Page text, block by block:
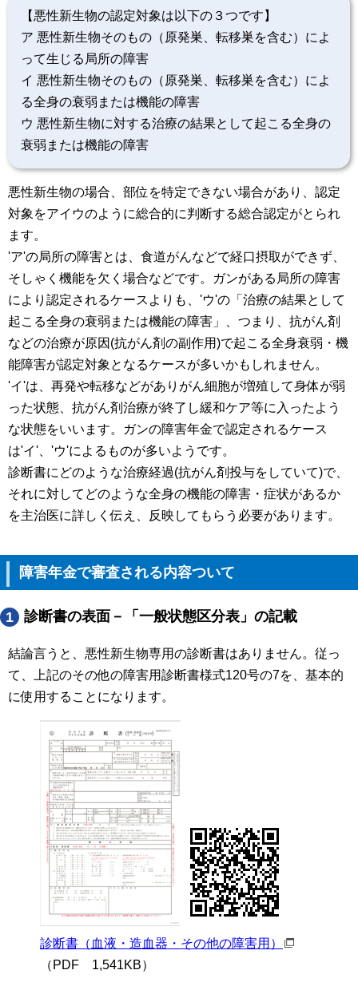
【悪性新生物の認定対象は以下の３つです】
ア 悪性新生物そのもの（原発巣、転移巣を含む）によ
って生じる局所の障害
イ 悪性新生物そのもの（原発巣、転移巣を含む）によ
る全身の衰弱または機能の障害
ウ 悪性新生物に対する治療の結果として起こる全身の
衰弱または機能の障害
悪性新生物の場合、部位を特定できない場合があり、認定
対象をアイウのように総合的に判断する総合認定がとられ
ます。
'ア'の局所の障害とは、食道がんなどで経口摂取ができず、
そしゃく機能を欠く場合などです。ガンがある局所の障害
により認定されるケースよりも、'ウ'の「治療の結果として
起こる全身の衰弱または機能の障害」、つまり、抗がん剤
などの治療が原因(抗がん剤の副作用)で起こる全身衰弱・機
能障害が認定対象となるケースが多いかもしれません。
'イ'は、再発や転移などがありがん細胞が増殖して身体が弱
った状態、抗がん剤治療が終了し緩和ケア等に入ったよう
な状態をいいます。ガンの障害年金で認定されるケース
は'イ'、'ウ'によるものが多いようです。
診断書にどのような治療経過(抗がん剤投与をしていて)で、
それに対してどのような全身の機能の障害・症状があるか
を主治医に詳しく伝え、反映してもらう必要があります。
障害年金で審査される内容ついて
1 診断書の表面－「一般状態区分表」の記載
結論言うと、悪性新生物専用の診断書はありません。従っ
て、上記のその他の障害用診断書様式120号の7を、基本的
に使用することになります。
診断書（血液・造血器・その他の障害用）
（PDF 1,541KB）